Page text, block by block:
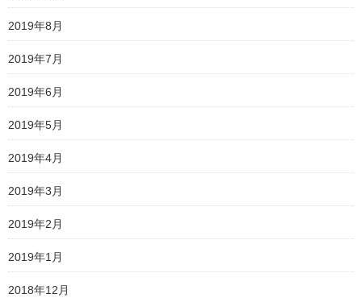
2019年8月
2019年7月
2019年6月
2019年5月
2019年4月
2019年3月
2019年2月
2019年1月
2018年12月